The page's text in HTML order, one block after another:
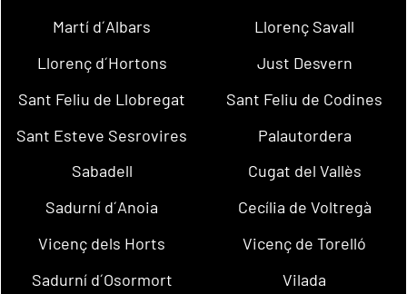
Martí d´Albars
Llorenç Savall
Llorenç d´Hortons
Just Desvern
Sant Feliu de Llobregat
Sant Feliu de Codines
Sant Esteve Sesrovires
Palautordera
Sabadell
Cugat del Vallès
Sadurní d´Anoia
Cecília de Voltregà
Vicenç dels Horts
Vicenç de Torelló
Sadurní d´Osormort
Vilada